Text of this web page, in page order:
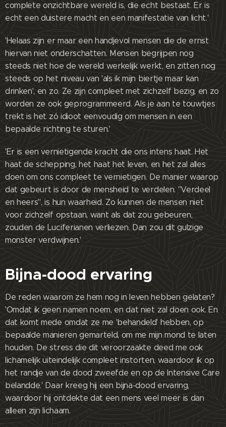
complete onzichtbare wereld is, die echt bestaat. Er is
echt een duistere macht en een manifestatie van licht.'
'Helaas zijn er maar een handjevol mensen die de ernst
hiervan niet onderschatten. Mensen begrijpen nog
steeds niet hoe de wereld werkelijk werkt, en zitten nog
steeds op het niveau van 'als ik mijn biertje maar kan
drinken', en zo. Ze zijn compleet met zichzelf bezig, en zo
worden ze ook geprogrammeerd. Als je aan te touwtjes
trekt is het zó idioot eenvoudig om mensen in een
bepaalde richting te sturen.'
'Er is een vernietigende kracht die ons intens haat. Het
haat de schepping, het haat het leven, en het zal alles
doen om ons compleet te vernietigen. De manier waarop
dat gebeurt is door de mensheid te verdelen. "Verdeel
en heers", is hun waarheid. Zo kunnen de mensen niet
voor zichzelf opstaan, want als dat zou gebeuren,
zouden de Luciferianen verliezen. Dan zou dit gulzige
monster verdwijnen.'
Bijna-dood ervaring
De reden waarom ze hem nog in leven hebben gelaten?
'Omdat ik geen namen noem, en dat niet zal doen ook. En
dat komt mede omdat ze me 'behandeld' hebben, op
bepaalde manieren gemarteld, om me mijn mond te laten
houden. De stress die dit veroorzaakte deed me ook
lichamelijk uiteindelijk compleet instorten, waardoor ik op
het randje van de dood zweefde en op de Intensive Care
belandde.' Daar kreeg hij een bijna-dood ervaring,
waardoor hij ontdekte dat een mens veel meer is dan
alleen zijn lichaam.